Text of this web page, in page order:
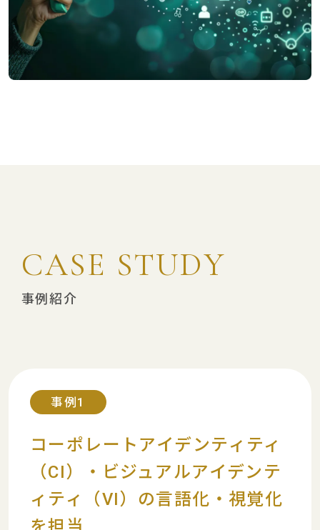
CASE STUDY
事例紹介
事例1
コーポレートアイデンティティ
（CI）・ ビジュアルアイデンテ
ィティ（VI）の言語化・視覚化